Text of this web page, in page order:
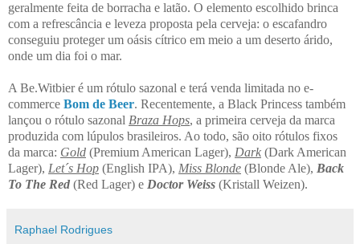
geralmente feita de borracha e latão. O elemento escolhido brinca
com a refrescância e leveza proposta pela cerveja: o escafandro
conseguiu proteger um oásis cítrico em meio a um deserto árido,
onde um dia foi o mar.
A Be.Witbier é um rótulo sazonal e terá venda limitada no e-
commerce Bom de Beer. Recentemente, a Black Princess também
lançou o rótulo sazonal Braza Hops, a primeira cerveja da marca
produzida com lúpulos brasileiros. Ao todo, são oito rótulos fixos
da marca: Gold (Premium American Lager), Dark (Dark American
Lager), Let´s Hop (English IPA), Miss Blonde (Blonde Ale), Back
To The Red (Red Lager) e Doctor Weiss (Kristall Weizen).
Raphael Rodrigues